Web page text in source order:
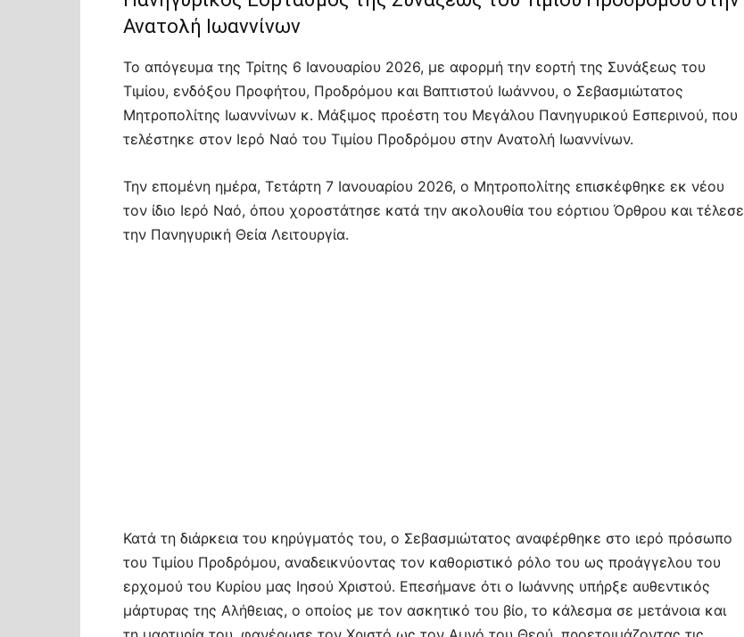
Ανατολή Ιωαννίνων
Το απόγευμα της Τρίτης 6 Ιανουαρίου 2026, με αφορμή την εορτή της Συνάξεως του
Τιμίου, ενδόξου Προφήτου, Προδρόμου και Βαπτιστού Ιωάννου, ο Σεβασμιώτατος
Μητροπολίτης Ιωαννίνων κ. Μάξιμος προέστη του Μεγάλου Πανηγυρικού Εσπερινού, που
τελέστηκε στον Ιερό Ναό του Τιμίου Προδρόμου στην Ανατολή Ιωαννίνων.
Την επομένη ημέρα, Τετάρτη 7 Ιανουαρίου 2026, ο Μητροπολίτης επισκέφθηκε εκ νέου
τον ίδιο Ιερό Ναό, όπου χοροστάτησε κατά την ακολουθία του εόρτιου Όρθρου και τέλεσε
την Πανηγυρική Θεία Λειτουργία.
Κατά τη διάρκεια του κηρύγματός του, ο Σεβασμιώτατος αναφέρθηκε στο ιερό πρόσωπο
του Τιμίου Προδρόμου, αναδεικνύοντας τον καθοριστικό ρόλο του ως προάγγελου του
ερχομού του Κυρίου μας Ιησού Χριστού. Επεσήμανε ότι ο Ιωάννης υπήρξε αυθεντικός
μάρτυρας της Αλήθειας, ο οποίος με τον ασκητικό του βίο, το κάλεσμα σε μετάνοια και